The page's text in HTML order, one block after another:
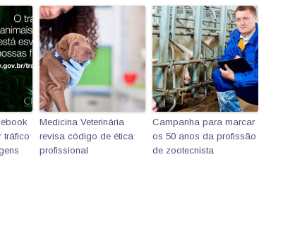
tráfico
Medicina Veterinária
revisa código de ética
profissional
Campanha para marcar
os 50 anos da profissão
de zootecnista